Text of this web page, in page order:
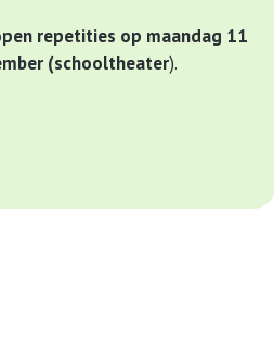
repetities op maandag 11
(schooltheater).